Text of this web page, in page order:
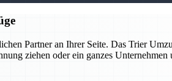
Partner an Ihrer Seite. Das Trier
ziehen oder ein ganzes